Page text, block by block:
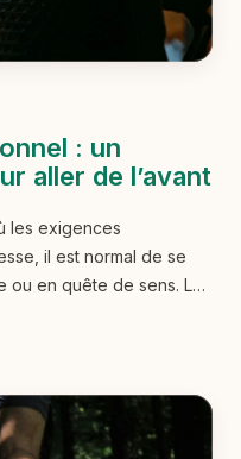
: un
aller de l’avant
les exigences
il est normal de se
ou en quête de sens. Le
ce que c’est ? À qui
cela peut t’aider ?